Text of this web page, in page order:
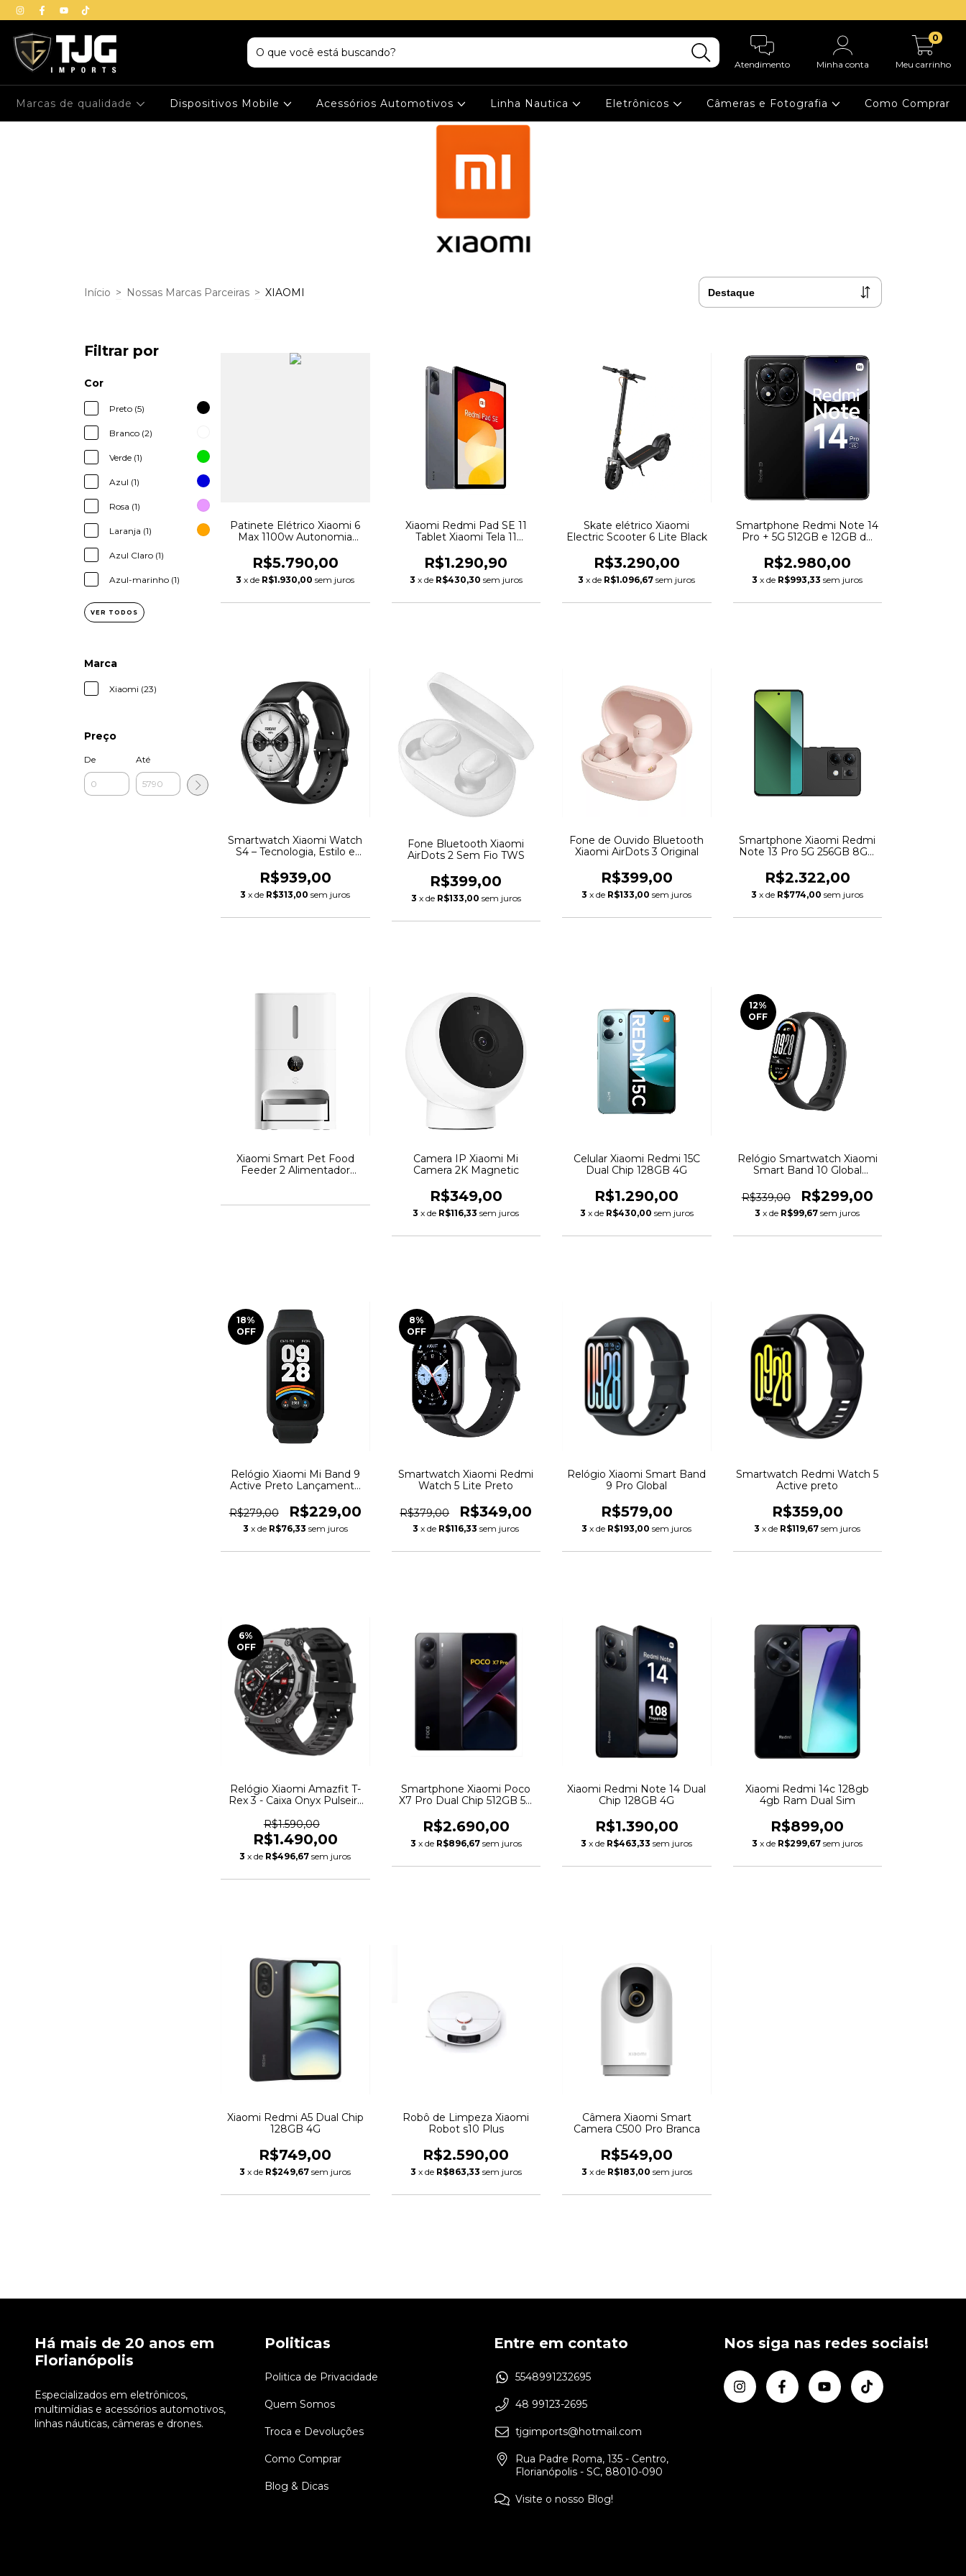
Atendimento Minha conta Meu carrinho
0
Marcas de qualidade Dispositivos Mobile Acessórios Automotivos Linha Nautica Eletrônicos Câmeras e Fotografia Como Comprar
Início > Nossas Marcas Parceiras > XIAOMI
Filtrar por
Cor
Preto (5)
Branco (2)
Verde (1)
Azul (1)
Rosa (1)
Laranja (1)
Azul Claro (1)
Azul-marinho (1)
VER TODOS
Marca
Xiaomi (23)
Preço
De Até
Patinete Elétrico Xiaomi 6
Max 1100w Autonomia
R$5.790,00
3 x de R$1.930,00 sem juros
Xiaomi Redmi Pad SE 11
Tablet Xiaomi Tela 11
R$1.290,90
3 x de R$430,30 sem juros
Skate elétrico Xiaomi
Electric Scooter 6 Lite Black
R$3.290,00
3 x de R$1.096,67 sem juros
Smartphone Redmi Note 14
Pro + 5G 512GB e 12GB de
R$2.980,00
3 x de R$993,33 sem juros
Smartwatch Xiaomi Watch
S4 – Tecnologia, Estilo e
R$939,00
3 x de R$313,00 sem juros
Fone Bluetooth Xiaomi
AirDots 2 Sem Fio TWS
R$399,00
3 x de R$133,00 sem juros
Fone de Ouvido Bluetooth
Xiaomi AirDots 3 Original
R$399,00
3 x de R$133,00 sem juros
Smartphone Xiaomi Redmi
Note 13 Pro 5G 256GB 8GB
R$2.322,00
3 x de R$774,00 sem juros
Xiaomi Smart Pet Food
Feeder 2 Alimentador
Camera IP Xiaomi Mi
Camera 2K Magnetic
R$349,00
3 x de R$116,33 sem juros
Celular Xiaomi Redmi 15C
Dual Chip 128GB 4G
R$1.290,00
3 x de R$430,00 sem juros
12%
OFF
Relógio Smartwatch Xiaomi
Smart Band 10 Global
R$339,00
R$299,00
3 x de R$99,67 sem juros
18%
OFF
Relógio Xiaomi Mi Band 9
Active Preto Lançamento
R$279,00
R$229,00
3 x de R$76,33 sem juros
8%
OFF
Smartwatch Xiaomi Redmi
Watch 5 Lite Preto
R$379,00 R$349,00
3 x de R$116,33 sem juros
Relógio Xiaomi Smart Band
9 Pro Global
R$579,00
3 x de R$193,00 sem juros
Smartwatch Redmi Watch 5
Active preto
R$359,00
3 x de R$119,67 sem juros
6%
OFF
Relógio Xiaomi Amazfit T-
Rex 3 - Caixa Onyx Pulseira
R$1.590,00
R$1.490,00
3 x de R$496,67 sem juros
Smartphone Xiaomi Poco
X7 Pro Dual Chip 512GB 5G
R$2.690,00
3 x de R$896,67 sem juros
Xiaomi Redmi Note 14 Dual
Chip 128GB 4G
R$1.390,00
3 x de R$463,33 sem juros
Xiaomi Redmi 14c 128gb
4gb Ram Dual Sim
R$899,00
3 x de R$299,67 sem juros
Xiaomi Redmi A5 Dual Chip
128GB 4G
R$749,00
3 x de R$249,67 sem juros
Robô de Limpeza Xiaomi
Robot s10 Plus
R$2.590,00
3 x de R$863,33 sem juros
Câmera Xiaomi Smart
Camera C500 Pro Branca
R$549,00
3 x de R$183,00 sem juros
Há mais de 20 anos em
Florianópolis
Especializados em eletrônicos,
multimídias e acessórios automotivos,
linhas náuticas, câmeras e drones.
Politicas
Politica de Privacidade
Quem Somos
Troca e Devoluções
Como Comprar
Blog & Dicas
Entre em contato
5548991232695
48 99123-2695
tjgimports@hotmail.com
Rua Padre Roma, 135 - Centro,
Florianópolis - SC, 88010-090
Visite o nosso Blog!
Nos siga nas redes sociais!